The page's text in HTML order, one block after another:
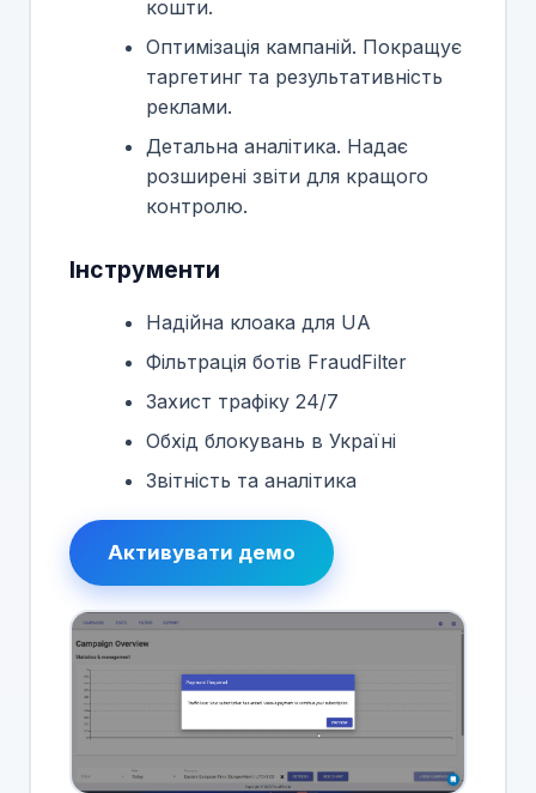
кошти.
Оптимізація кампаній. Покращує
таргетинг та результативність
реклами.
Детальна аналітика. Надає
розширені звіти для кращого
контролю.
Інструменти
Надійна клоака для UA
Фільтрація ботів FraudFilter
Захист трафіку 24/7
Обхід блокувань в Україні
Звітність та аналітика
Активувати демо